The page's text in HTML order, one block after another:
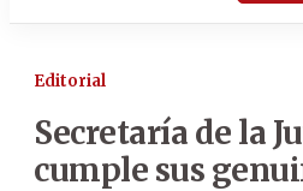
Editorial
Secretaría de la
cumple sus